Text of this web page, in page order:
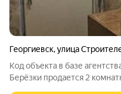
Георгиевск,улица
Код объекта в базе
Берёзки продается 2